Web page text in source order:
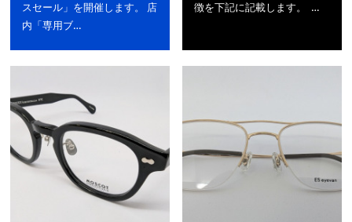
スセール」を開催します。 店
内「専用ブ…
徴を下記に記載します。 …